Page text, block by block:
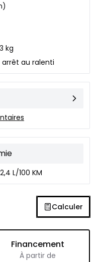
kg
arrêt au ralenti
L/100 KM
Calculer
Financement
À partir de